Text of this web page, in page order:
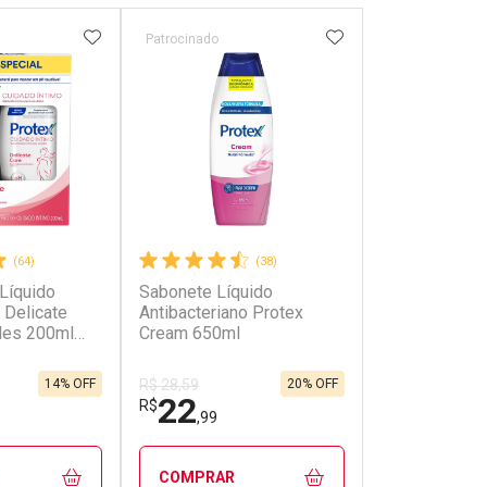
(64)
200ml
14% OFF
ADICIONAR AOS FAVORITOS
(38)
Sabonete Líquido
Antibacteriano Protex
Cream 650ml
Patrocinado
R$ 28,59
R$22,99
20% OFF
ADICIONAR AOS
COMPRAR